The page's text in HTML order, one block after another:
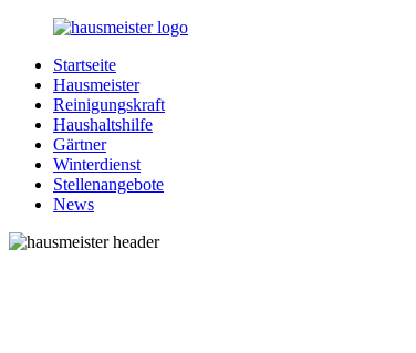
Zurück
Inhalt
Hausmeister.de
Alles
rund
Ihren
Haushalt
Startseite
Hausmeister
Reinigungskraft
Haushaltshilfe
Gärtner
Winterdienst
Stellenangebote
News